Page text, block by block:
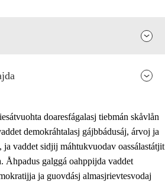
doaresfágalasj tiebmán skåvlån
demokráhtalasj gájbbádusáj, árvoj ja
ja vaddet sidjij máhtukvuodav oassálastátjit
Åhpadus galggá oahppijda vaddet
ja guovdásj almasjrievtesvodaj